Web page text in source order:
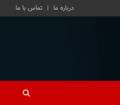
درباره ما تماس با ما